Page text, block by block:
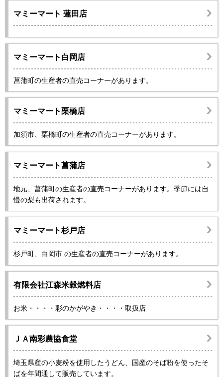
マミーマート 蓮田店
マミーマート白岡店
菖蒲町の生産者の直売コーナーがあります。
マミーマート栗橋店
加須市、栗橋町の生産者の直売コーナーがあります。
マミーマート菖蒲店
地元、菖蒲町の生産者の直売コーナーがあります。季節には自
慢の梨も出荷されます。
マミーマート杉戸店
杉戸町、白岡市 の生産者の直売コーナーがあります。
有限会社江森米穀燃料店
お米・・・・彩のかがやき・・・・取扱店
ＪＡ南彩農協食堂
埼玉県産の小麦粉を使用したうどん、国産のそば粉を使ったそ
ばを年間通して販売しています。